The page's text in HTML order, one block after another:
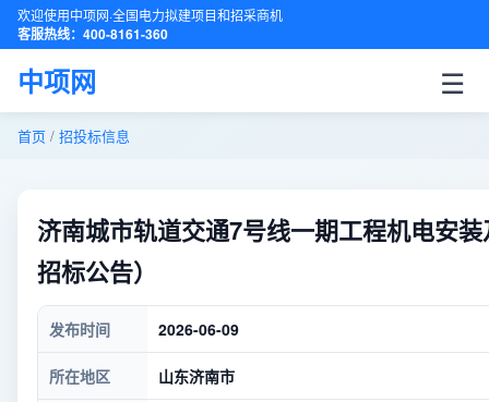
欢迎使用中项网·全国电力拟建项目和招采商机
客服热线：400-8161-360
中项网 ☰
首页 / 招投标信息
济南城市轨道交通7号线一期工程机电安
招标公告）
发布时间 2026-06-09
所在地区 山东济南市